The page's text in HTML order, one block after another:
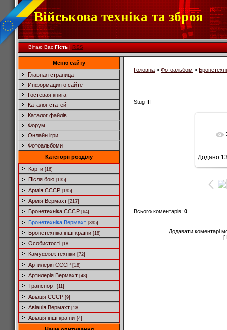
Військова техніка та зброя
Вітаю Вас Гість|RSS
Меню сайту
Главная страница
Информация о сайте
Гостевая книга
Каталог статей
Каталог файлів
Форум
Онлайн ігри
Фотоальбоми
Категорії розділу
Карти [16]
Після бою [135]
Армія СССР [195]
Армія Вермахт [217]
Бронетехніка СССР [64]
Бронетехніка Вермахт [395]
Бронетехніка інші країни [18]
Особистості [18]
Камуфляж техніки [72]
Артилерія СССР [18]
Артилерія Вермахт [48]
Транспорт [11]
Авіація СССР [9]
Авіація Вермахт [18]
Авіація інші країни [4]
Головна » Фотоальбом »
Stug III
Додано
Всього коментарів: 0
Додавати коментарі
[